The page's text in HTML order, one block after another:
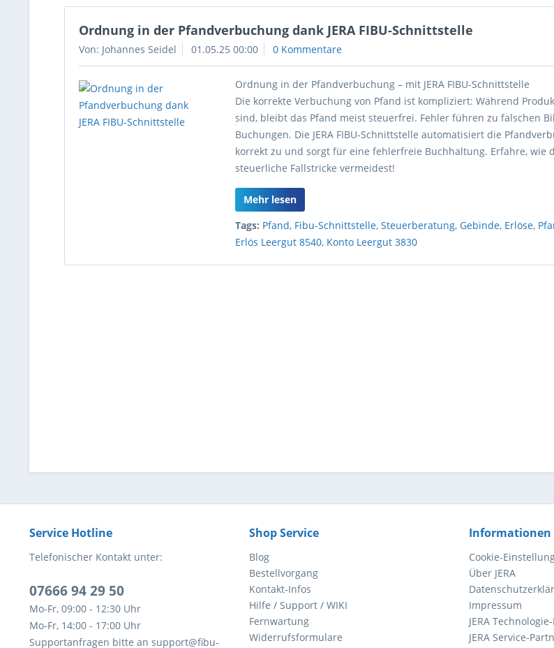
Ordnung in der Pfandverbuchung dank JERA FIBU-Schnittstelle
Von: Johannes Seidel 01.05.25 00:00 0 Kommentare
Ordnung in der Pfandverbuchung – mit JERA FIBU-Schnittstelle
Die korrekte Verbuchung von Pfand ist kompliziert: Während
sind, bleibt das Pfand meist steuerfrei. Fehler führen zu falschen
Buchungen. Die JERA FIBU-Schnittstelle automatisiert die
korrekt zu und sorgt für eine fehlerfreie Buchhaltung. Erfahre, wie
steuerliche Fallstricke vermeidest!
Mehr lesen
Tags: Pfand, Fibu-Schnittstelle,Steuerberatung,Gebinde, Erlöse,
Erlös Leergut 8540, Konto Leergut 3830
Service Hotline
Telefonischer Kontakt unter:
07666 94 29 50
Mo-Fr, 09:00 - 12:30 Uhr
Mo-Fr, 14:00 - 17:00 Uhr
Supportanfragen bitte an support@fibu-
Shop Service
Blog
Bestellvorgang
Kontakt-Infos
Hilfe / Support / WIKI
Fernwartung
Widerrufsformulare
Informationen
Cookie-
Über JERA
Impressum
JERA
JERA Service-